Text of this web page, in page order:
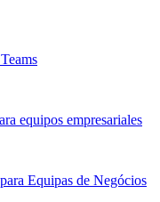
equipos empresariales
Equipas de Negócios